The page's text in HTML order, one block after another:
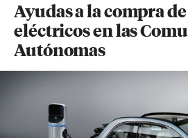
Ayudas a la compra
eléctricos en las
Autónomas